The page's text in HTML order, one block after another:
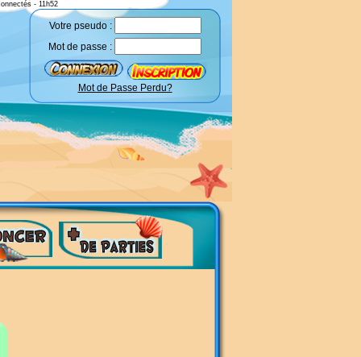
- 11h52
Votre pseudo :
Mot de passe :
Mot de Passe Perdu?